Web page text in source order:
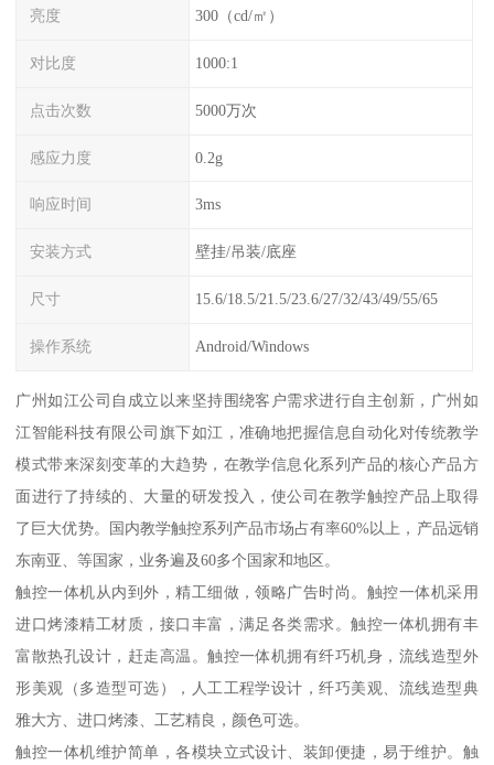
亮度 300（cd/㎡）
对比度 1000:1
点击次数 5000万次
感应力度 0.2g
响应时间 3ms
安装方式 壁挂/吊装/底座
尺寸 15.6/18.5/21.5/23.6/27/32/43/49/55/65
操作系统 Android/Windows
广州如江公司自成立以来坚持围绕客户需求进行自主创新，广州如
江智能科技有限公司旗下如江，准确地把握信息自动化对传统教学
模式带来深刻变革的大趋势，在教学信息化系列产品的核心产品方
面进行了持续的、大量的研发投入，使公司在教学触控产品上取得
了巨大优势。国内教学触控系列产品市场占有率60%以上，产品远销
东南亚、等国家，业务遍及60多个国家和地区。
触控一体机从内到外，精工细做，领略广告时尚。触控一体机采用
进口烤漆精工材质，接口丰富，满足各类需求。触控一体机拥有丰
富散热孔设计，赶走高温。触控一体机拥有纤巧机身，流线造型外
形美观（多造型可选），人工工程学设计，纤巧美观、流线造型典
雅大方、进口烤漆、工艺精良，颜色可选。
触控一体机维护简单，各模块立式设计、装卸便捷，易于维护。触